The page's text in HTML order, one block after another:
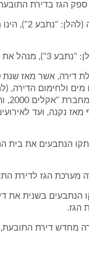
הגז בדירת
קרלוס חואן בדויה
את סניף הנתבעת.
מים ולחימום הדירה,
הגז"),
נקנה, ועד
19.12.02, ניתקו הנתבעים את
מערכת הגז לדירת
ניתקו הנתבעים בשנית
הגז.